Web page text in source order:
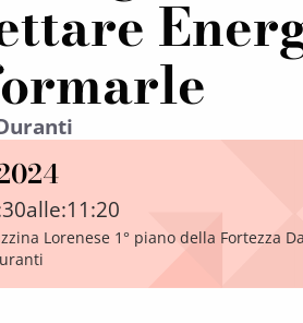
alle:11:20
Lorenese 1° piano della Fortezza